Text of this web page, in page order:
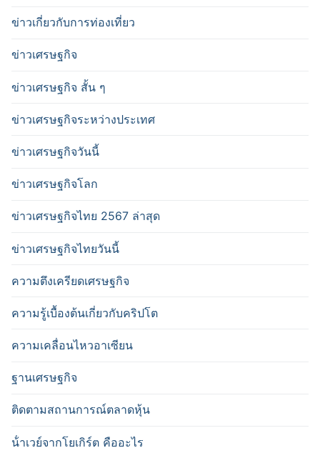
ข่าวเกี่ยวกับการท่องเที่ยว
ข่าวเศรษฐกิจ
ข่าวเศรษฐกิจ สั้น ๆ
ข่าวเศรษฐกิจระหว่างประเทศ
ข่าวเศรษฐกิจวันนี้
ข่าวเศรษฐกิจโลก
ข่าวเศรษฐกิจไทย 2567 ล่าสุด
ข่าวเศรษฐกิจไทยวันนี้
ความตึงเครียดเศรษฐกิจ
ความรู้เบื้องต้นเกี่ยวกับคริปโต
ความเคลื่อนไหวอาเซียน
ฐานเศรษฐกิจ
ติดตามสถานการณ์ตลาดหุ้น
น้ําเวย์จากโยเกิร์ต คืออะไร